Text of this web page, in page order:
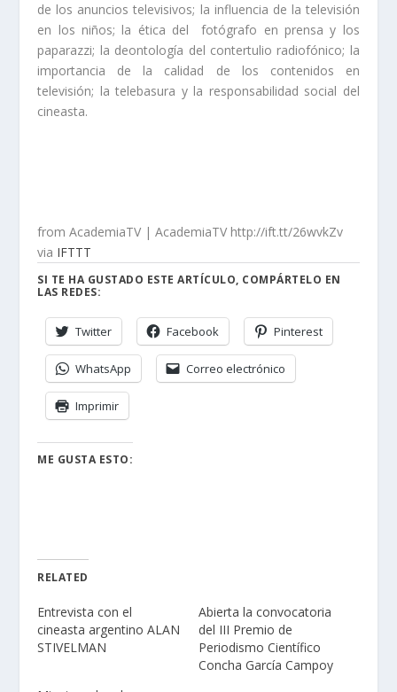
de los anuncios televisivos; la influencia de la televisión
en los niños; la ética del fotógrafo en prensa y los
paparazzi; la deontología del contertulio radiofónico; la
importancia de la calidad de los contenidos en
televisión; la telebasura y la responsabilidad social del
cineasta.
from AcademiaTV | AcademiaTV http://ift.tt/26wvkZv
via IFTTT
SI TE HA GUSTADO ESTE ARTÍCULO, COMPÁRTELO EN
LAS REDES:
Twitter Facebook Pinterest
WhatsApp Correo electrónico
Imprimir
ME GUSTA ESTO:
RELATED
Entrevista con el
cineasta argentino ALAN
STIVELMAN
Abierta la convocatoria
del III Premio de
Periodismo Científico
Concha García Campoy